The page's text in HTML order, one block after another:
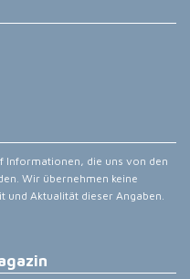
Informationen, die uns von den
Wir übernehmen keine
und Aktualität dieser Angaben.